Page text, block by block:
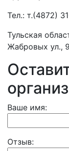
Тел.: т.(4872)
Тульская
Жабровых ул.,
Ваше имя:
Отзыв: